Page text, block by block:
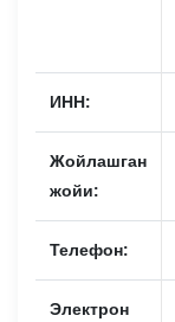
ИНН:
Жойлашган
жойи:
Телефон:
Электрон